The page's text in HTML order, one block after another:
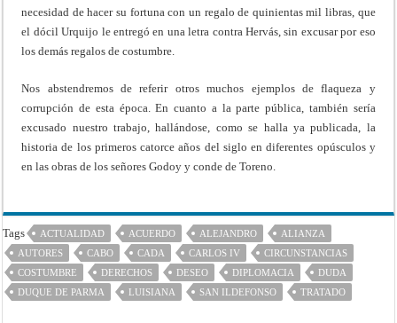
necesidad de hacer su fortuna con un regalo de quinientas mil libras, que
el dócil Urquijo le entregó en una letra contra Hervás, sin excusar por eso
los demás regalos de costumbre.
Nos abstendremos de referir otros muchos ejemplos de flaqueza y
corrupción de esta época. En cuanto a la parte pública, también sería
excusado nuestro trabajo, hallándose, como se halla ya publicada, la
historia de los primeros catorce años del siglo en diferentes opúsculos y
en las obras de los señores Godoy y conde de Toreno.
Tags ACTUALIDAD ACUERDO ALEJANDRO
ALIANZA
AUTORES
CABO CADA CARLOS IV
CIRCUNSTANCIAS
COSTUMBRE
DERECHOS DESEO DIPLOMACIA
DUDA
DUQUE DE PARMA
LUISIANA SAN ILDEFONSO TRATADO